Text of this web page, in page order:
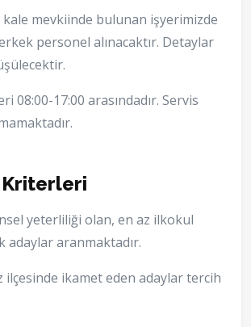
mevkiinde bulunan işyerimizde
personel alınacaktır. Detaylar
08:00-17:00 arasındadır. Servis
Kriterleri
yeterliliği olan, en az ilkokul
adaylar aranmaktadır.
ilçesinde ikamet eden adaylar tercih